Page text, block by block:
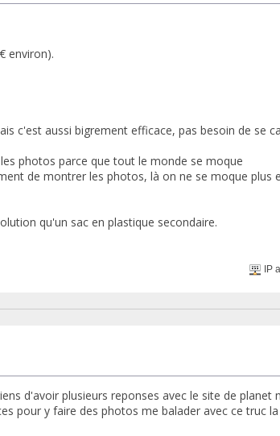
environ).
c'est aussi bigrement efficace, pas besoin de se
photos parce que tout le monde se moque
de montrer les photos, là on ne se moque plus
qu'un sac en plastique secondaire.
IP
d'avoir plusieurs reponses avec le site de planet
pour y faire des photos me balader avec ce truc la